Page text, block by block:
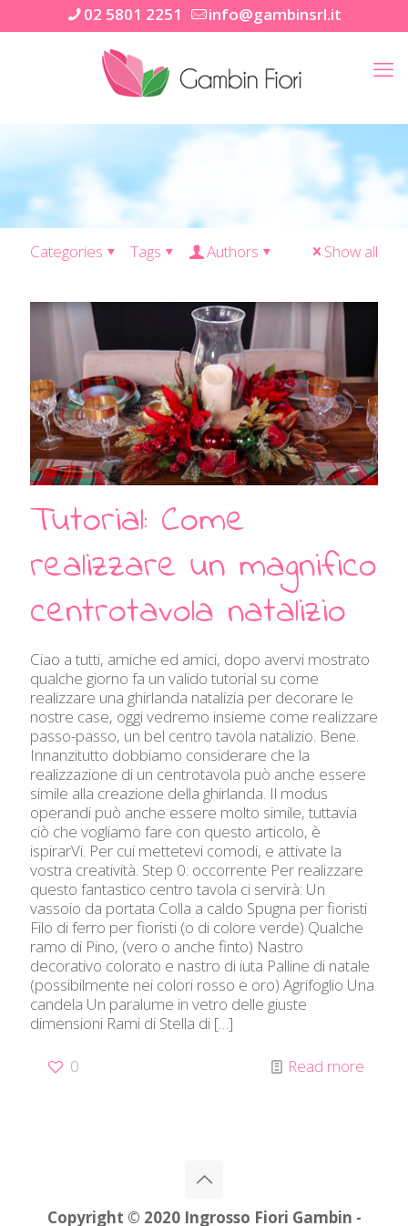
02 5801 2251 info@gambinsrl.it
Categories Tags Authors Show all
Tutorial: Come
realizzare un magnifico
centrotavola natalizio
Ciao a tutti, amiche ed amici, dopo avervi mostrato
qualche giorno fa un valido tutorial su come
realizzare una ghirlanda natalizia per decorare le
nostre case, oggi vedremo insieme come realizzare
passo-passo, un bel centro tavola natalizio. Bene.
Innanzitutto dobbiamo considerare che la
realizzazione di un centrotavola può anche essere
simile alla creazione della ghirlanda. Il modus
operandi può anche essere molto simile, tuttavia
ciò che vogliamo fare con questo articolo, è
ispirarVi. Per cui mettetevi comodi, e attivate la
vostra creatività. Step 0: occorrente Per realizzare
questo fantastico centro tavola ci servirà: Un
vassoio da portata Colla a caldo Spugna per fioristi
Filo di ferro per fioristi (o di colore verde) Qualche
ramo di Pino, (vero o anche finto) Nastro
decorativo colorato e nastro di iuta Palline di natale
(possibilmente nei colori rosso e oro) Agrifoglio Una
candela Un paralume in vetro delle giuste
dimensioni Rami di Stella di […]
0 Read more
Copyright © 2020 Ingrosso Fiori Gambin -